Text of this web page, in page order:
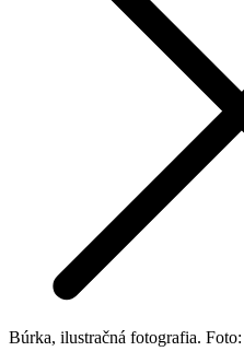
Búrka, ilustračná fotografia.